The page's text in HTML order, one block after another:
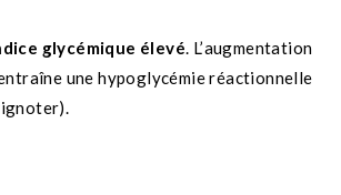
glycémique élevé. L’augmentation
une hypoglycémie réactionnelle